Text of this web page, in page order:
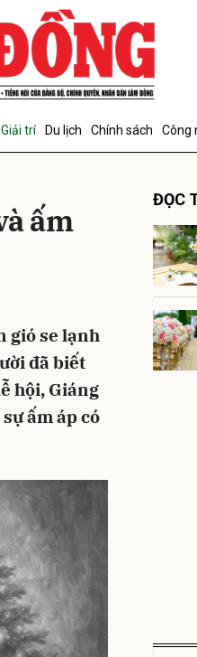
trí Du lịch Chính sách Công
ấm
gió se lạnh
đã biết
hội, Giáng
ấm áp có
ĐỌC